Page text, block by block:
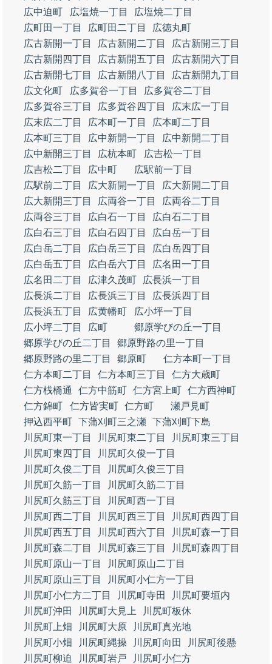
広中迫町
広塩焼一丁目
広塩焼二丁目
広町田一丁目
広町田二丁目
広徳丸町
広古新開一丁目
広古新開二丁目
広古新開三丁目
広古新開四丁目
広古新開五丁目
広古新開六丁目
広古新開七丁目
広古新開八丁目
広古新開九丁目
広文化町
広多賀谷一丁目
広多賀谷二丁目
広多賀谷三丁目
広多賀谷四丁目
広末広一丁目
広末広二丁目
広本町一丁目
広本町二丁目
広本町三丁目
広中新開一丁目
広中新開二丁目
広中新開三丁目
広杭本町
広吉松一丁目
広吉松二丁目
広中町
広駅前一丁目
広駅前二丁目
広大新開一丁目
広大新開二丁目
広大新開三丁目
広両谷一丁目
広両谷二丁目
広両谷三丁目
広白石一丁目
広白石二丁目
広白石三丁目
広白石四丁目
広白岳一丁目
広白岳二丁目
広白岳三丁目
広白岳四丁目
広白岳五丁目
広白岳六丁目
広名田一丁目
広名田二丁目
広津久茂町
広長浜一丁目
広長浜二丁目
広長浜三丁目
広長浜四丁目
広長浜五丁目
広黄幡町
広小坪一丁目
広小坪二丁目
広町
郷原学びの丘一丁目
郷原学びの丘二丁目
郷原野路の里一丁目
郷原野路の里二丁目
郷原町
仁方本町一丁目
仁方本町二丁目
仁方本町三丁目
仁方大歳町
仁方桟橋通
仁方中筋町 仁方宮上町 仁方西神町
仁方錦町
仁方皆実町 仁方町
瀬戸見町
押込西平町 下蒲刈町三之瀬 下蒲刈町下島
川尻町東一丁目
川尻町東二丁目
川尻町東三丁目
川尻町東四丁目
川尻町久俊一丁目
川尻町久俊二丁目
川尻町久俊三丁目
川尻町久筋一丁目
川尻町久筋二丁目
川尻町久筋三丁目
川尻町西一丁目
川尻町西二丁目
川尻町西三丁目
川尻町西四丁目
川尻町西五丁目
川尻町西六丁目
川尻町森一丁目
川尻町森二丁目
川尻町森三丁目
川尻町森四丁目
川尻町原山一丁目
川尻町原山二丁目
川尻町原山三丁目
川尻町小仁方一丁目
川尻町小仁方二丁目
川尻町寺田
川尻町要垣内
川尻町沖田
川尻町大見上
川尻町板休
川尻町上畑
川尻町大原
川尻町真光地
川尻町小畑
川尻町縄操 川尻町向田
川尻町後懸
川尻町柳迫
川尻町岩戸
川尻町小仁方